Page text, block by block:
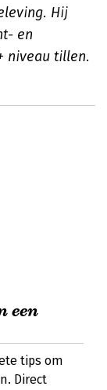
Hij
en
niveau tillen.
een
tips om
Direct